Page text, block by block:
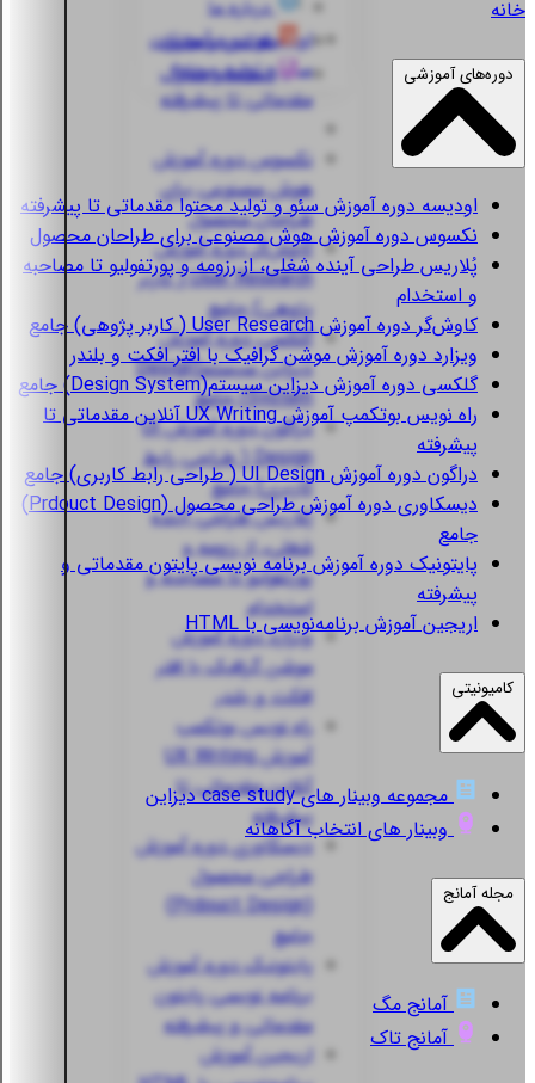
اودیسهدوره آموزش
سئو و تولید محتوا
مقدماتی تا پیشرفته
نکسوسدوره آموزش
هوش مصنوعی برای
طراحان محصول
کاوش‌گردوره آموزش
User Research ( کاربر
پژوهی) جامع
گلکسیدوره آموزش
دیزاین سیستم(Design
System) جامع
دراگون
دوره آموزش UI
Design ( طراحی رابط
کاربری) جامع
پُلاریسطراحی آینده
شغلی، از رزومه و
پورتفولیو تا مصاحبه و
استخدام
ویزارددوره آموزش
موشن گرافیک با افتر
افکت و بلندر
راه نویسبوتکمپ
آموزش UX Writing
آنلاین مقدماتی تا
پیشرفته
دیسکاوریدوره آموزش
طراحی محصول
جامع
پایتونیکدوره آموزش
برنامه نویسی پایتون
مقدماتی و پیشرفته
اریجینآموزش
درباره ما
قوانین و مقررات
استعلام مدارک
خانه
دوره‌های آموزشی
اودیسهدوره آموزش سئو و تولید محتوا مقدماتی تا پیشرفته
نکسوسدوره آموزش هوش مصنوعی برای طراحان محصول
پُلاریسطراحی آینده شغلی، از رزومه و پورتفولیو تا مصاحبه
و استخدام
کاوش‌گردوره آموزش User Research ( کاربر پژوهی) جامع
ویزارددوره آموزش موشن گرافیک با افتر افکت و بلندر
گلکسیدوره آموزش دیزاین سیستم(Design System) جامع
راه نویس
بوتکمپ آموزش UX Writing آنلاین مقدماتی تا
پیشرفته
دراگوندوره آموزش UI Design ( طراحی رابط کاربری) جامع
دیسکاوری
دوره آموزش طراحی محصول (Prdouct Design)
جامع
پایتونیکدوره آموزش برنامه نویسی پایتون مقدماتی و
پیشرفته
اریجینآموزش برنامه‌نویسی با HTML
کامیونیتی
مجموعه وبینار های case study دیزاین
وبینار های انتخاب آگاهانه
مجله آمانج
آمانج مگ
آمانج تاک